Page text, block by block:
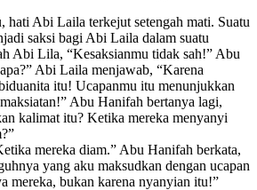
hati Abi Laila terkejut setengah mati. Suatu
saksi bagi Abi Laila dalam suatu
Abi Lila, “Kesaksianmu tidak sah!” Abu
Abi Laila menjawab, “Karena
itu! Ucapanmu itu menunjukkan
Abu Hanifah bertanya lagi,
kalimat itu? Ketika mereka menyanyi
mereka diam.” Abu Hanifah berkata,
yang aku maksudkan dengan ucapan
mereka, bukan karena nyanyian itu!”